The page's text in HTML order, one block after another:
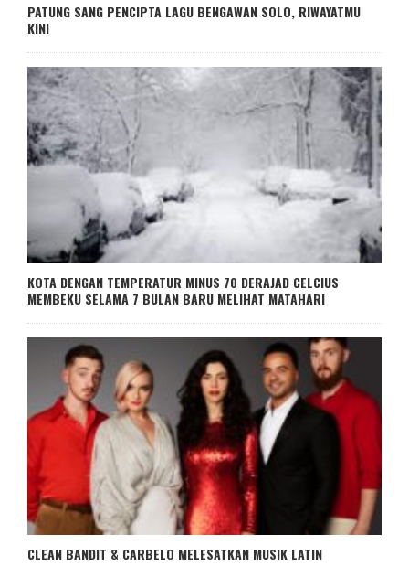
PATUNG SANG PENCIPTA LAGU BENGAWAN SOLO, RIWAYATMU
KINI
KOTA DENGAN TEMPERATUR MINUS 70 DERAJAD CELCIUS
MEMBEKU SELAMA 7 BULAN BARU MELIHAT MATAHARI
CLEAN BANDIT & CARBELO MELESATKAN MUSIK LATIN